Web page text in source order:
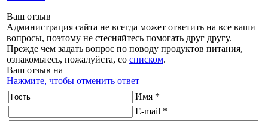
Ваш отзыв
Администрация сайта не всегда может ответить на все ваши
вопросы, поэтому не стесняйтесь помогать друг другу.
Прежде чем задать вопрос по поводу продуктов питания,
ознакомьтесь, пожалуйста, со списком.
Ваш отзыв на
Нажмите, чтобы отменить ответ
Имя *
E-mail *